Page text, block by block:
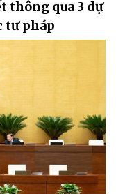
thông qua 3 dự
tư pháp